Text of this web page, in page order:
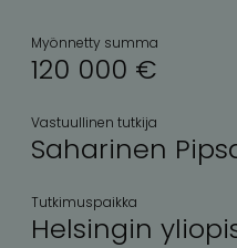
Myönnetty summa
120 000 €
Vastuullinen tutkija
Saharinen
Tutkimuspaikka
Helsingin